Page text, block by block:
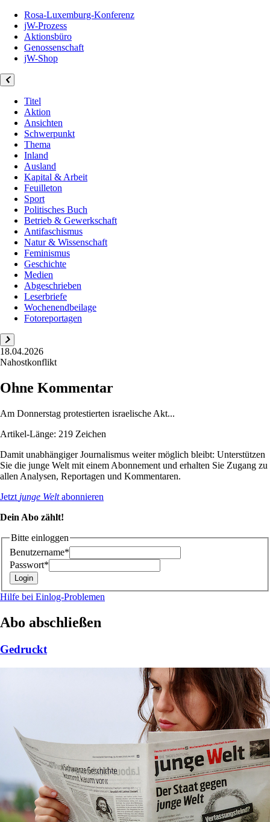
Rosa-Luxemburg-Konferenz
jW-Prozess
Aktionsbüro
Genossenschaft
jW-Shop
Titel
Aktion
Ansichten
Schwerpunkt
Thema
Inland
Ausland
Kapital & Arbeit
Feuilleton
Sport
Politisches Buch
Betrieb & Gewerkschaft
Antifaschismus
Natur & Wissenschaft
Feminismus
Geschichte
Medien
Abgeschrieben
Leserbriefe
Wochenendbeilage
Fotoreportagen
18.04.2026
Nahostkonflikt
Ohne Kommentar
Am Donnerstag protestierten israelische Akt...
Artikel-Länge: 219 Zeichen
Damit unabhängiger Journalismus weiter möglich bleibt: Unterstützen
Sie die junge Welt mit einem Abonnement und erhalten Sie Zugang zu
allen Analysen, Reportagen und Kommentaren.
Jetzt junge Weltabonnieren
Dein Abo zählt!
Bitte einloggen
Benutzername*
Passwort*
Hilfe bei Einlog-Problemen
Abo abschließen
Gedruckt